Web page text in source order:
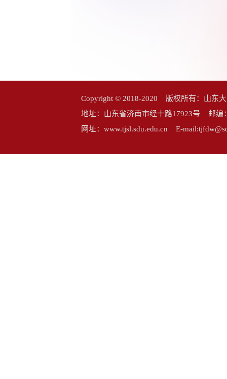
Copyright © 2018-2020 版权所有：山东
地址：山东省济南市经十路17923号 邮
网址：www.tjsl.sdu.edu.cn E-